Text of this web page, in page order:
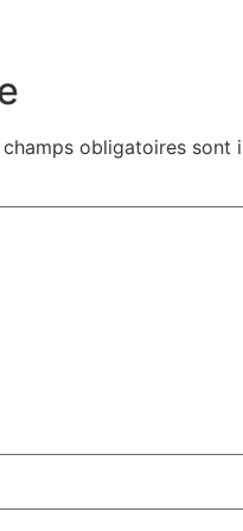
champs obligatoires sont